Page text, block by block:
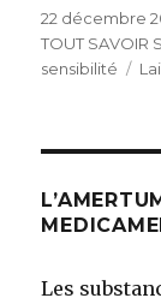
Publié
le
22 décembre
TOUT SAVOIR
sensibilité
Les